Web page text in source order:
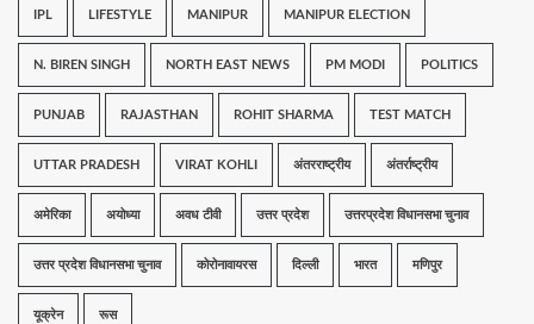
IPL LIFESTYLE MANIPUR MANIPUR ELECTION
N. BIREN SINGH NORTH EAST NEWS PM MODI POLITICS
PUNJAB RAJASTHAN ROHIT SHARMA TEST MATCH
UTTAR PRADESH VIRAT KOHLI अंतरराष्ट्रीय अंतर्राष्ट्रीय
अमेरिका अयोध्या अवध टीवी उत्तर प्रदेश उत्तरप्रदेश विधानसभा चुनाव
उत्तर प्रदेश विधानसभा चुनाव कोरोनावायरस दिल्ली भारत मणिपुर
यूक्रेन रूस